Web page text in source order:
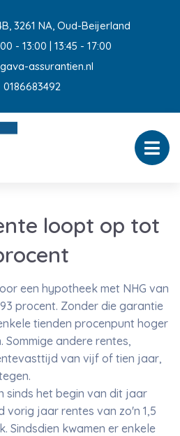
3261 NA, Oud-Beijerland
- 13:00 | 13:45 - 17:00
assurantien.nl
0186683492
loopt op tot
een hypotheek met NHG van
procent. Zonder die garantie
tienden procenpunt hoger
Sommige andere rentes,
van vijf of tien jaar,
sinds het begin van dit jaar
vorig jaar rentes van zo'n 1,5
Sindsdien kwamen er enkele